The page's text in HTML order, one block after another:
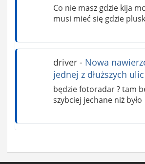
Co nie masz gdzie kija
musi mieć się gdzie
driver- Nowa
jednej z dłuższych ulic
będzie fotoradar ? tam
szybciej jechane niż było